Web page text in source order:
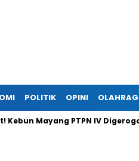
POLITIK OPINI
PTPN IV Digerogoti